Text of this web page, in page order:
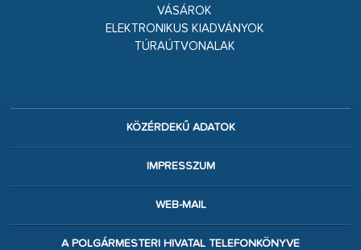
VÁSÁROK
ELEKTRONIKUS KIADVÁNYOK
TÚRAÚTVONALAK
KÖZÉRDEKŰ ADATOK
IMPRESSZUM
WEB-MAIL
A POLGÁRMESTERI HIVATAL TELEFONKÖNYVE